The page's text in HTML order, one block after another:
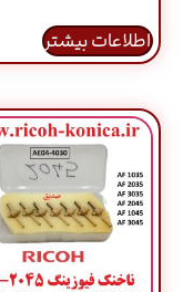
اطلاعات بیشتر